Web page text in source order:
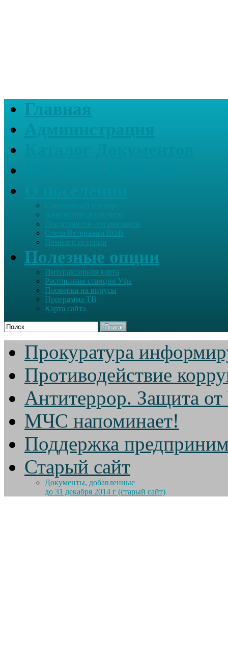
Главная
Банковские реквизиты
Предприятия, организации
Стела Ветеранам ВОВ
Немного истории
Полезные опции
Интерактивная карта
Расписание станция Уфа
Проверка на вирусы
Программа ТВ
Карта сайта
Поиск
Прокуратура
Противодействие
Антитеррор. Защита
МЧС напоминает!
Поддержка
Старый сайт
Документы, добавленные
до 31 декабря 2014 г (старый сайт)